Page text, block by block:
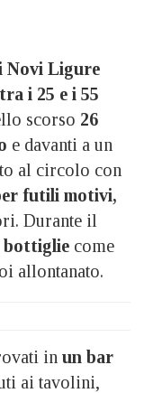
Novi Ligure
i 25 e i 55
scorso 26
e davanti a un
al circolo con
futili motivi,
Durante il
bottiglie come
allontanato.
in un bar
ai tavolini,